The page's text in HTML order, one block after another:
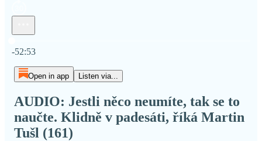
-52:53
Open in app Listen via...
AUDIO: Jestli něco neumíte, tak se to
naučte. Klidně v padesáti, říká Martin
Tušl (161)